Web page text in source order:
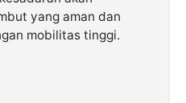
yang aman dan
mobilitas tinggi.